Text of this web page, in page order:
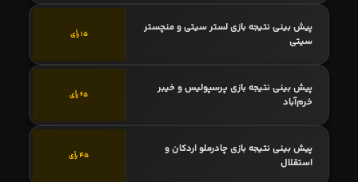
پیش بینی نتیجه بازی لستر سیتی و منچستر
سیتی
15 رأی
پیش بینی نتیجه بازی پرسپولیس و خیبر
خرم‌آباد
65 رأی
پیش بینی نتیجه بازی چادرملو اردکان و
استقلال
45 رأی